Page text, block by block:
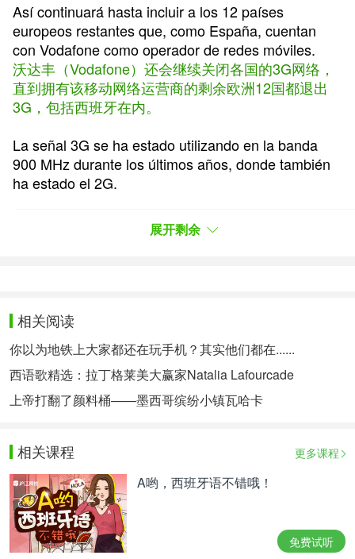
Así continuará hasta incluir a los 12 países
europeos restantes que, como España, cuentan
con Vodafone como operador de redes móviles.
沃达丰（Vodafone）还会继续关闭各国的3G网络，
直到拥有该移动网络运营商的剩余欧洲12国都退出
3G，包括西班牙在内。
La señal 3G se ha estado utilizando en la banda
900 MHz durante los últimos años, donde también
ha estado el 2G.
A largo plazo, la intención de los operadores
móviles es apagar el 2G, sin embargo, de
momento, se conservará para seguir dando servicio
al parque de teléfonos antiguos 3G, que
normalmente también soportan 2G, y que pasarán
展开剩余
相关阅读
你以为地铁上大家都还在玩手机？其实他们都在......
西语歌精选：拉丁格莱美大赢家Natalia Lafourcade
上帝打翻了颜料桶——墨西哥缤纷小镇瓦哈卡
相关课程 更多课程
A哟，西班牙语不错哦！
免费试听